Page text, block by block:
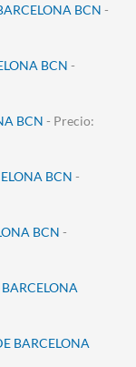
BCN -
BCN -
BCN - Precio:
BCN -
BCN -
BARCELONA